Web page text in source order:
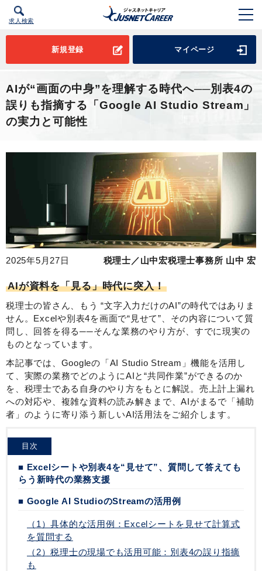
求人検索
新規登録 マイページ
AIが“画面の中身”を理解する時代へ──別表4の
誤りも指摘する「Google AI Studio Stream」
の実力と可能性
2025年5月27日 税理士／山中宏税理士事務所 山中 宏
AIが資料を「見る」時代に突入！
税理士の皆さん、もう “文字入力だけのAI”の時代ではありま
せん。Excelや別表4を画面で“見せて”、その内容について質
問し、回答を得る──そんな業務のやり方が、すでに現実の
ものとなっています。
本記事では、Googleの「AI Studio Stream」機能を活用し
て、実際の業務でどのようにAIと“共同作業”ができるのか
を、税理士である自身のやり方をもとに解説。売上計上漏れ
への対応や、複雑な資料の読み解きまで、AIがまるで「補助
者」のように寄り添う新しいAI活用法をご紹介します。
目次
■ Excelシートや別表4を“見せて”、質問して答えても
らう新時代の業務支援
■ Google AI StudioのStreamの活用例
（1）具体的な活用例：Excelシートを見せて計算式
を質問する
（2）税理士の現場でも活用可能：別表4の誤り指摘
も